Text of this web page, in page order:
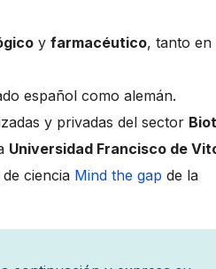
y farmacéutico, tanto en
español como alemán.
y privadas del sector
Universidad Francisco de
ciencia Mind the gap de la